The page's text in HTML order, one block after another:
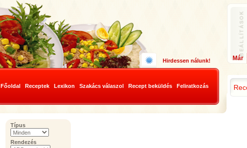
Hirdessen nálunk!
Főoldal Receptek Lexikon Szakács válaszol Recept beküldés Feliratkozás
Már
Típus
Rendezés